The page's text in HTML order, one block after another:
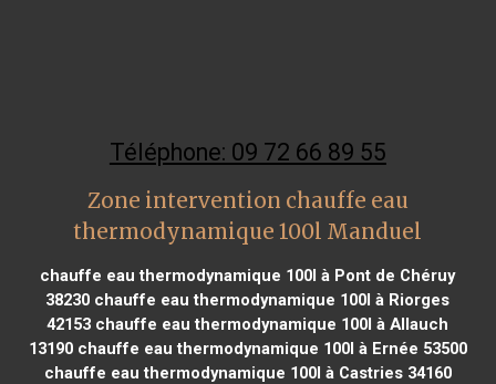
Téléphone: 09 72 66 89 55
Zone intervention chauffe eau
thermodynamique 100l Manduel
chauffe eau thermodynamique 100l à Pont de Chéruy
38230 chauffe eau thermodynamique 100l à Riorges
42153 chauffe eau thermodynamique 100l à Allauch
13190chauffe eau thermodynamique 100l à Ernée 53500
chauffe eau thermodynamique 100l à Castries 34160